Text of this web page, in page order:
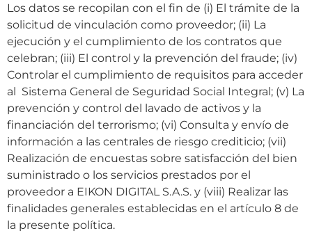
Los datos se recopilan con el fin de (i) El trámite de la
solicitud de vinculación como proveedor; (ii) La
ejecución y el cumplimiento de los contratos que
celebran; (iii) El control y la prevención del fraude; (iv)
Controlar el cumplimiento de requisitos para acceder
al Sistema General de Seguridad Social Integral; (v) La
prevención y control del lavado de activos y la
financiación del terrorismo; (vi) Consulta y envío de
información a las centrales de riesgo crediticio; (vii)
Realización de encuestas sobre satisfacción del bien
suministrado o los servicios prestados por el
proveedor a EIKON DIGITAL S.A.S. y (viii) Realizar las
finalidades generales establecidas en el artículo 8 de
la presente política.